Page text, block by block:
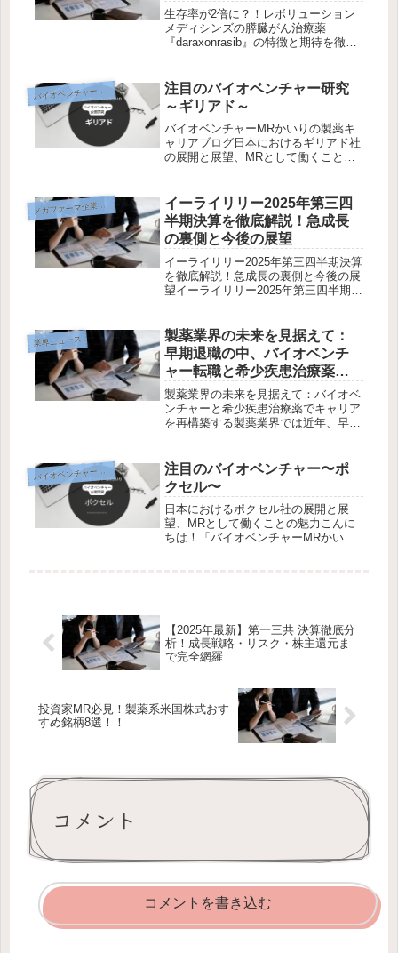
特徴と期待を徹底解説！
生存率が2倍に？！レボリューション
メディシンズの膵臓がん治療薬
『daraxonrasib』の特徴と期待を徹底
驚くべきニュースが飛び込んできまし
た。米国のバイオ製薬企業レ...
バイオベンチャー企業研究
注目のバイオベンチャー研究
～ギリアド～
バイオベンチャーMRかいりの製薬キ
ャリアブログ日本におけるギリアド社
の展開と展望、MRとして働くことの
ん治療薬の分野で世界をリードするギ
リアド社の日本市場への取り組みと、
M...
メ
ガファーマ企業研究
イーライリリー2025年第三四
半期決算を徹底解説！急成長
の裏側と今後の展望
イーライリリー2025年第三四半期決算
を徹底解説！急成長の裏側と今後の展
望イーライリリー2025年第三四半期決
2025年Q3決算でイーライリリーは、
肥満・糖尿病領域を中心...
業界ニュース
製薬業界の未来を見据えて：
早期退職の中、バイオベンチ
ャー転職と希少疾患治療薬で
キャリアを再構築する
製薬業界の未来を見据えて：バイオベ
ンチャーと希少疾患治療薬でキャリア
を再構築する製薬業界では近年、早期
の変化は、医療のデジタル化や営業ス
タイルの変化が背景にありますが、業
界...
バイオベンチャー企業研究
注目のバイオベンチャー〜ポ
クセル〜
日本におけるポクセル社の展開と展
望、MRとして働くことの魅力こんに
ちは！「バイオベンチャーMRかいり
【2025年最新】第一三共 決算徹底分
析！成長戦略・リスク・株主還元ま
で完全網羅
投資家MR必見！製薬系米国株式おす
すめ銘柄8選！！
コメント
コメントを書き込む